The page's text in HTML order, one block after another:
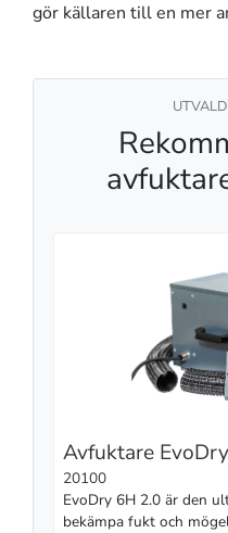
gör källaren till en mer
Avfuktare
20100
EvoDry 6H 2.0 är den
bekämpa fukt och